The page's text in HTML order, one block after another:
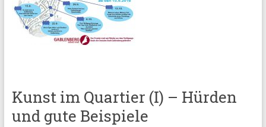
Kunst im Quartier (I) – Hürden
und gute Beispiele